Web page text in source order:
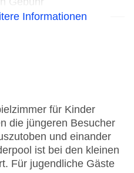
mediterran, spanisch,
täglich, gegen Gebühr
saisonabhängig;
gegen Gebühr
Informationen
für Kinder
die jüngeren Besucher
und einander
ist bei den kleinen
Für jugendliche Gäste